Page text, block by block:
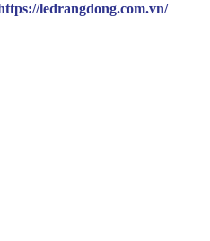
ledrangdong.com.vn/